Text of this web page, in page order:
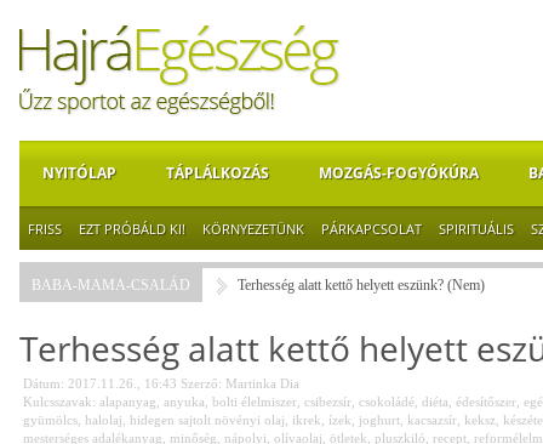
NYITÓLAP TÁPLÁLKOZÁS MOZGÁS-FOGYÓKÚRA
FRISS EZT PRÓBÁLD KI! KÖRNYEZETÜNK PÁRKAPCSOLAT SPIRITUÁLIS
BABA-MAMA-CSALÁD Terhesség alatt kettő helyett eszünk? (Nem)
Terhesség alatt kettő helyett
Dátum: 2017.11.26., 16:43 Szerző: Martinka Dia
Kulcsszavak: alapanyag anyuka bolti élelmiszer csibezsír csokoládé diéta édesítőszer
gyümölcs halolaj hidegen sajtolt növényi olaj ikrek ízek joghurt kacsazsír keksz
mesterséges adalékanyag
minőség nápolyi olívaolaj ötletek pluszkiló recept